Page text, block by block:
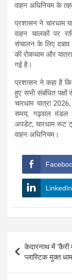
वाहन अधिनियम के
प्रशासन ने चारधाम
वाहन चालकों पर
संचालन के लिए दबाव
की रोकथाम और
गई है।
प्रशासन ने कहा है कि
हुए सभी संबंधित पक्षों
चारधाम यात्रा
समय, गढ़वाल मंडल
अपडेट, चारधाम रूट
वाहन अधिनियम।
LinkedIn
Post
navigation
केदारनाथ में
प्लास्टिक मुक्त